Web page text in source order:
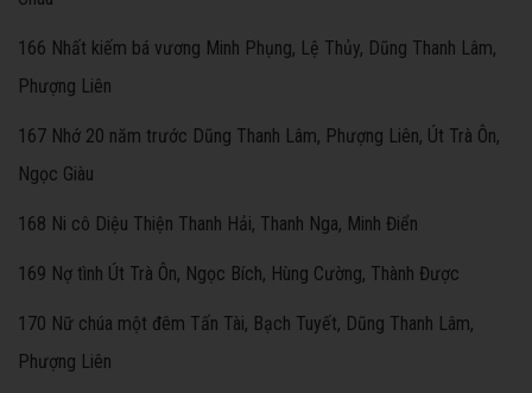
166 Nhất kiếm bá vương Minh Phụng, Lệ Thủy, Dũng Thanh Lâm,
Phượng Liên
167 Nhớ 20 năm trước Dũng Thanh Lâm, Phượng Liên, Út Trà Ôn,
Ngọc Giàu
168 Ni cô Diệu Thiện Thanh Hải, Thanh Nga, Minh Điển
169 Nợ tình Út Trà Ôn, Ngọc Bích, Hùng Cường, Thành Được
170 Nữ chúa một đêm Tấn Tài, Bạch Tuyết, Dũng Thanh Lâm,
Phượng Liên